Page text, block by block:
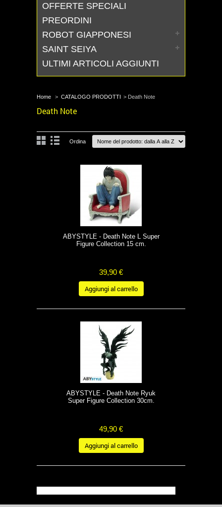
OFFERTE SPECIALI
PREORDINI
ROBOT GIAPPONESI
SAINT SEIYA
ULTIMI ARTICOLI AGGIUNTI
Home > CATALOGO PRODOTTI > Death Note
Death Note
Ordina
ABYSTYLE - Death Note L Super
Figure Collection 15 cm.
39,90 €
Aggiungi al carrello
ABYSTYLE - Death Note Ryuk
Super Figure Collection 30cm.
49,90 €
Aggiungi al carrello